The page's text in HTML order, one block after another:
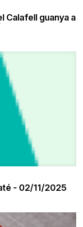
Calafell guanya a
- 02/11/2025